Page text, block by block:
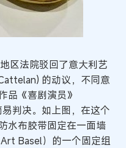
区法院驳回了意大利艺
的动议，不同意
品《喜剧演员》
易判决。如上图，在这个
水布胶带固定在一面墙
Basel）的一个固定组